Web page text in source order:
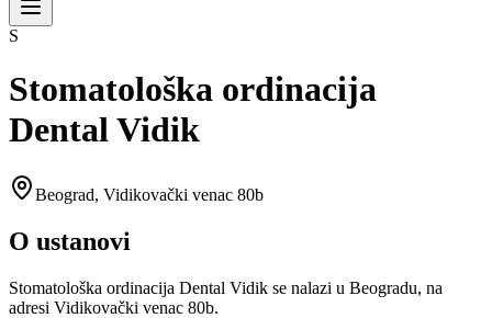
S
Stomatološka ordinacija
Dental Vidik
Beograd, Vidikovački venac 80b
O ustanovi
Stomatološka ordinacija Dental Vidik se nalazi u Beogradu, na
adresi Vidikovački venac 80b.